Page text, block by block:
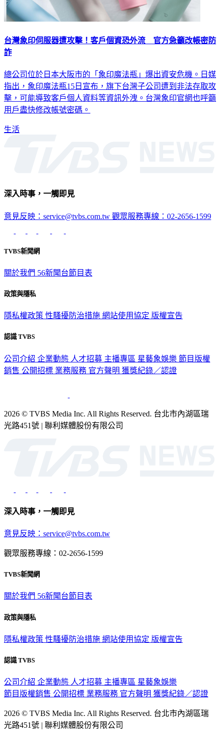
台灣象印伺服器遭攻擊！客戶個資恐外流 官方急籲改帳密防
詐
總公司位於日本大阪市的「象印魔法瓶」爆出資安危機。日媒
指出，象印魔法瓶15日宣布，旗下台灣子公司遭到非法存取攻
擊，可能導致客戶個人資料等資訊外洩。台灣象印官網也呼籲
用戶盡快修改帳號密碼。
生活
深入時事，一觸即見
意見反映：service@tvbs.com.tw 觀眾服務專線：02-2656-1599
TVBS新聞網
關於我們 56新聞台節目表
政策與隱私
隱私權政策 性騷擾防治措施 網站使用協定 版權宣告
認識 TVBS
公司介紹 企業動態 人才招募 主播專區 星藝象娛樂 節目版權
銷售 公開招標 業務服務 官方聲明 獲獎紀錄／認證
2026 © TVBS Media Inc. All Rights Reserved. 台北市內湖區瑞
光路451號 | 聯利媒體股份有限公司
深入時事，一觸即見
意見反映：service@tvbs.com.tw
觀眾服務專線：02-2656-1599
TVBS新聞網
關於我們 56新聞台節目表
政策與隱私
隱私權政策 性騷擾防治措施 網站使用協定 版權宣告
認識 TVBS
公司介紹 企業動態 人才招募 主播專區 星藝象娛樂
節目版權銷售 公開招標 業務服務 官方聲明 獲獎紀錄／認證
2026 © TVBS Media Inc. All Rights Reserved. 台北市內湖區瑞
光路451號 | 聯利媒體股份有限公司